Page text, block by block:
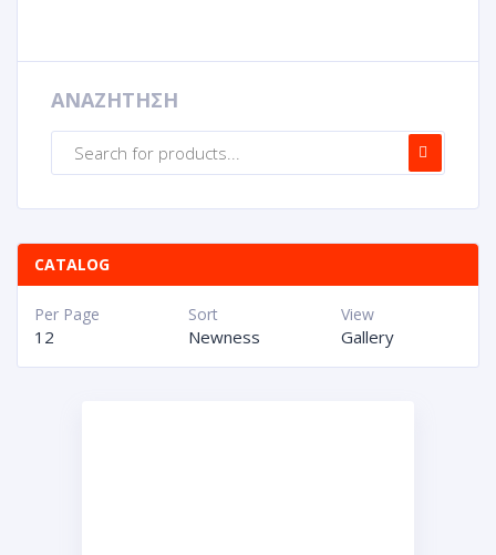
ΑΝΑΖΗΤΗΣΗ
CATALOG
View
Gallery
Sort
Newness
Per Page
12